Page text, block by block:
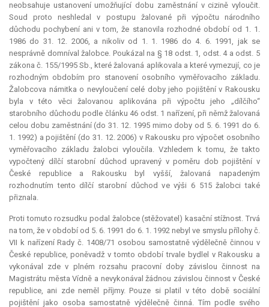
neobsahuje ustanovení umožňující dobu zaměstnání v cizině vyloučit.
Soud proto neshledal v postupu žalované při výpočtu národního
důchodu pochybení ani v tom, že stanovila rozhodné období od 1. 1.
1986 do 31. 12. 2006, a nikoliv od 1. 1. 1986 do 4. 6. 1991, jak se
nesprávně domníval žalobce. Poukázal na § 18 odst. 1, odst. 4 a odst. 5
zákona č. 155/1995 Sb., které žalovaná aplikovala a které vymezují, co je
rozhodným obdobím pro stanovení osobního vyměřovacího základu.
Žalobcova námitka o nevyloučení celé doby jeho pojištění v Rakousku
byla v této věci žalovanou aplikována při výpočtu jeho „dílčího“
starobního důchodu podle článku 46 odst. 1 nařízení, při němž žalovaná
celou dobu zaměstnání (do 31. 12. 1995 mimo doby od 5. 6. 1991 do 6.
1. 1992) a pojištění (do 31. 12. 2006) v Rakousku pro výpočet osobního
vyměřovacího základu žalobci vyloučila. Vzhledem k tomu, že takto
vypočtený dílčí starobní důchod upravený v poměru dob pojištění v
České republice a Rakousku byl vyšší, žalovaná napadeným
rozhodnutím tento dílčí starobní důchod ve výši 6 515 žalobci také
přiznala.
Proti tomuto rozsudku podal žalobce (stěžovatel) kasační stížnost. Trvá
na tom, že v období od 5. 6. 1991 do 6. 1. 1992 nebyl ve smyslu přílohy č.
VII k nařízení Rady č. 1408/71 osobou samostatně výdělečně činnou v
České republice, poněvadž v tomto období trvale bydlel v Rakousku a
vykonával zde v plném rozsahu pracovní doby závislou činnost na
Magistrátu města Vídně a nevykonával žádnou závislou činnost v České
republice, ani zde neměl příjmy. Pouze si platil v této době sociální
pojištění jako osoba samostatně výdělečně činná. Tím podle svého